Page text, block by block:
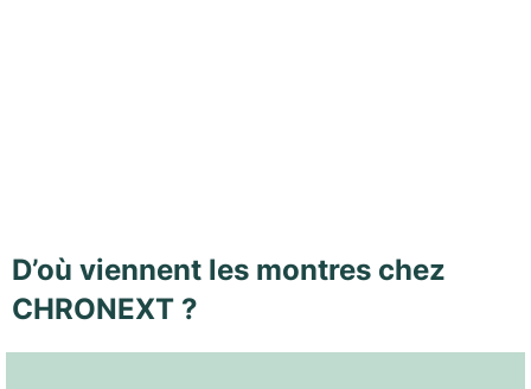
D’où viennent les montres chez
CHRONEXT ?